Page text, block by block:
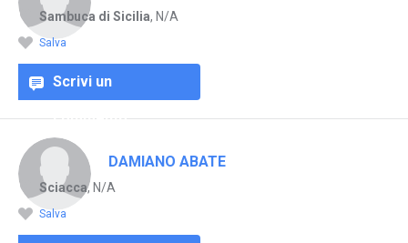
Sambuca di Sicilia, N/A
Salva
Scrivi un
commento
DAMIANO ABATE
Sciacca, N/A
Salva